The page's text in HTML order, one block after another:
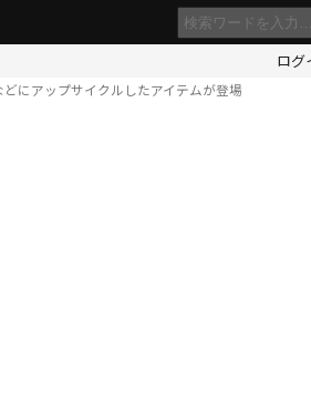
ログ
にアップサイクルしたアイテムが登場